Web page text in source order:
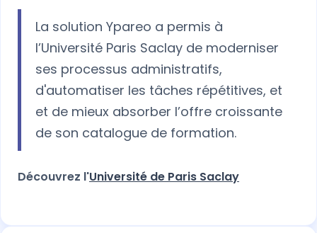
La solution Ypareo a permis à
l’Université Paris Saclay de moderniser
ses processus administratifs,
d'automatiser les tâches répétitives, et
et de mieux absorber l’offre croissante
de son catalogue de formation.
Découvrez l'Université de Paris Saclay